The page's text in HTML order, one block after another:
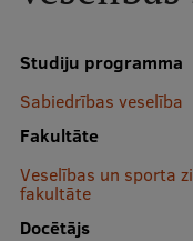
Bibliotēka
Kontakti
Vakances
Studiju programma
Sabiedrības veselība
Fakultāte
Veselības un sporta
fakultāte
Docētājs